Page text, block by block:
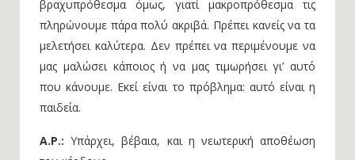
βραχυπρόθεσμα όμως, γιατί μακροπρόθεσμα τις
πληρώνουμε πάρα πολύ ακριβά. Πρέπει κανείς να τα
μελετήσει καλύτερα. Δεν πρέπει να περιμένουμε να
μας μαλώσει κάποιος ή να μας τιμωρήσει γι’ αυτό
που κάνουμε. Εκεί είναι το πρόβλημα: αυτό είναι η
παιδεία.
Α.Ρ.: Υπάρχει, βέβαια, και η νεωτερική αποθέωση